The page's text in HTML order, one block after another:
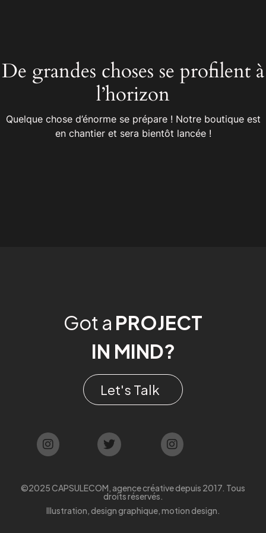
De grandes choses se profilent à
l’horizon
Quelque chose d’énorme se prépare ! Notre boutique est
en chantier et sera bientôt lancée !
Got a PROJECT
IN MIND?
Let's Talk
©2025 CAPSULECOM, agence créative depuis 2017. Tous
droits réservés.
Illustration, design graphique, motion design.